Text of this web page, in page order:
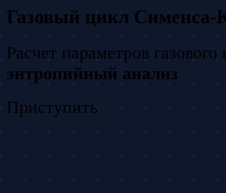
Газовый цикл Сименса-
Расчет параметров
энтропийный анализ
Приступить